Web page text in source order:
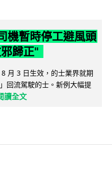
機暫時停工避風頭
歸正"
月 3 日生效，的士業界就期
回流駕駛的士。新例大幅提
讀全文